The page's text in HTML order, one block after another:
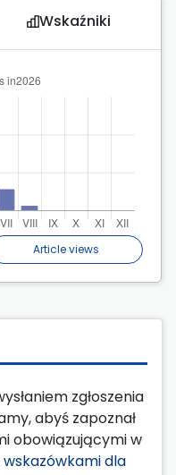
Wskaźniki
Article views
zgłoszenia
abyś zapoznał
obowiązującymi w
wskazówkami dla